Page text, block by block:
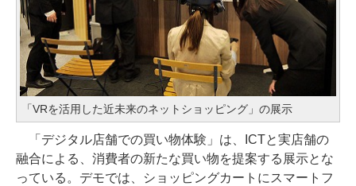
「VRを活用した近未来のネットショッピング」の展示
「デジタル店舗での買い物体験」は、ICTと実店舗の
融合による、消費者の新たな買い物を提案する展示とな
っている。デモでは、ショッピングカートにスマートフ